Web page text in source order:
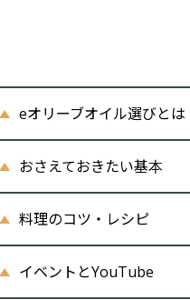
eオリーブオイル選びとは
おさえておきたい基本
料理のコツ・レシピ
イベントとYouTube